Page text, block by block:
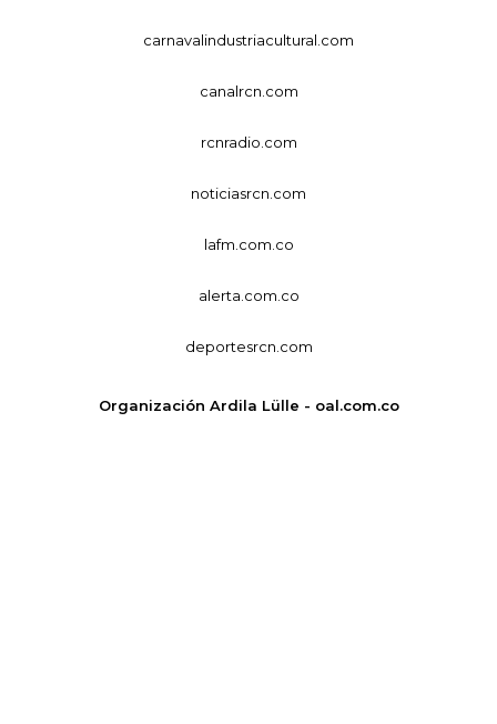
carnavalindustriacultural.com
canalrcn.com
rcnradio.com
noticiasrcn.com
lafm.com.co
alerta.com.co
deportesrcn.com
Organización Ardila Lülle - oal.com.co